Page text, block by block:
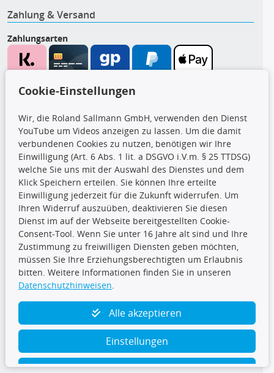
Zahlung & Versand
Zahlungsarten
CARAT Gruppe
Folge uns
TecDoc Inside
Cookie-Einstellungen
Wir, die Roland Sallmann GmbH, verwenden den Dienst
YouTube um Videos anzeigen zu lassen. Um die damit
verbundenen Cookies zu nutzen, benötigen wir Ihre
Einwilligung (Art. 6 Abs. 1 lit. a DSGVO i.V.m. § 25 TTDSG)
welche Sie uns mit der Auswahl des Dienstes und dem
Klick Speichern erteilen. Sie können Ihre erteilte
Einwilligung jederzeit für die Zukunft widerrufen. Um
Ihren Widerruf auszuüben, deaktivieren Sie diesen
Dienst im auf der Webseite bereitgestellten Cookie-
Consent-Tool. Wenn Sie unter 16 Jahre alt sind und Ihre
Zustimmung zu freiwilligen Diensten geben möchten,
müssen Sie Ihre Erziehungsberechtigten um Erlaubnis
bitten. Weitere Informationen finden Sie in unseren
Datenschutzhinweisen.
Alle akzeptieren
Einstellungen
Ablehnen